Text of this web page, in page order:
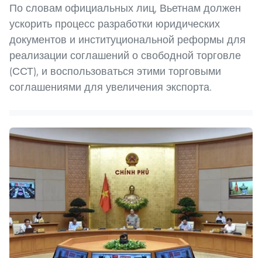
По словам официальных лиц, Вьетнам должен
ускорить процесс разработки юридических
документов и институциональной реформы для
реализации соглашений о свободной торговле
(ССТ), и воспользоваться этими торговыми
соглашениями для увеличения экспорта.